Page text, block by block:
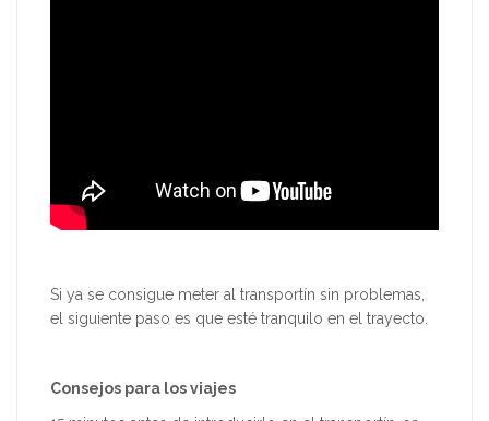
Si ya se consigue meter al transportín sin problemas,
el siguiente paso es que esté tranquilo en el trayecto.
Consejos para los viajes